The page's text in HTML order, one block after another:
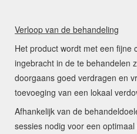
Verloop van de behandeling
Het product wordt met een fijne
ingebracht in de te behandelen
doorgaans goed verdragen en
toevoeging van een lokaal
Afhankelijk van de
sessies nodig voor een